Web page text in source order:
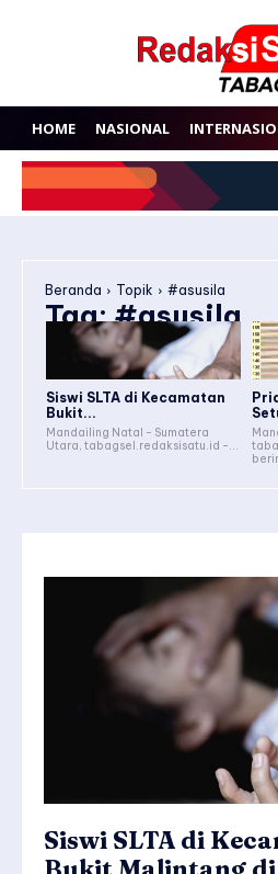
HOME NASIONAL
Beranda Topik #asusila
Tag:#asusila
Siswi SLTA di Kecamatan
Bukit...
Mandailing Natal - Sumatera
Utara, tabagsel.redaksisatu.id -...
Siswi SLTA di